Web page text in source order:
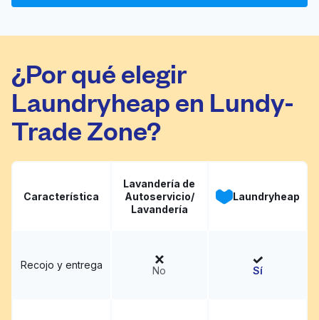
¿Por qué elegir
Laundryheap en Lundy-
Trade Zone?
Característica
Lavandería de
Autoservicio/
Lavandería
Laundryheap
Recojo y entrega No Sí